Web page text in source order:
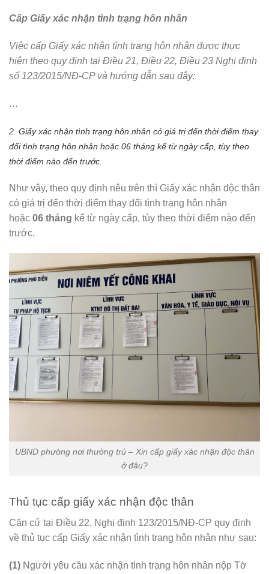
Cấp Giấy xác nhận tình trạng hôn nhân
Việc cấp Giấy xác nhận tình trạng hôn nhân được thực
hiện theo quy định tại Điều 21, Điều 22, Điều 23 Nghị định
số 123/2015/NĐ-CP và hướng dẫn sau đây:
…
2. Giấy xác nhận tình trạng hôn nhân có giá trị đến thời điểm thay
đổi tình trạng hôn nhân hoặc 06 tháng kể từ ngày cấp, tùy theo
thời điểm nào đến trước.
Như vậy, theo quy định nêu trên thì Giấy xác nhận độc thân
có giá trị đến thời điểm thay đổi tình trạng hôn nhân
hoặc 06 tháng kể từ ngày cấp, tùy theo thời điểm nào đến
trước.
UBND phường nơi thường trú – Xin cấp giấy xác nhận độc thân
ở đâu?
Thủ tục cấp giấy xác nhận độc thân
Căn cứ tại Điều 22, Nghị định 123/2015/NĐ-CP quy định
về thủ tục cấp Giấy xác nhận tình trạng hôn nhân như sau:
(1) Người yêu cầu xác nhận tình trạng hôn nhân nộp Tờ